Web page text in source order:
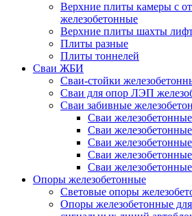
Верхние плиты камеры с
железобетонные
Верхние плиты шахты
Плиты разные
Плиты тоннелей
Сваи ЖБИ
Сваи-стойки
Сваи для опор ЛЭП
Сваи забивные
Сваи
Сваи
Сваи
Сваи
Сваи
Опоры железобетонные
Световые опоры
Опоры железобетонные